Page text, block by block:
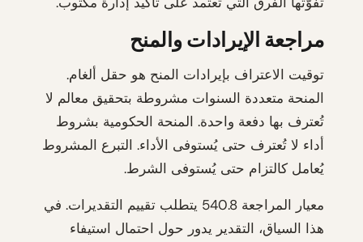
مراجعة الإيرادات والمنح
توقيت الاعتراف بإيرادات المنح هو حقل ألغام.
المنحة متعددة السنوات مشروطة بتحقيق معالم لا
تُعترف بها دفعة واحدة. المنحة الحكومية بشروط
أداء لا تُعترف حتى يُستوفى الأداء. التبرع المشروط
يُعامل كالتزام حتى يُستوفى الشرط.
معيار المراجعة 540.8 يتطلب تقييم التقديرات. في
هذا السياق، التقدير يدور حول احتمال استيفاء